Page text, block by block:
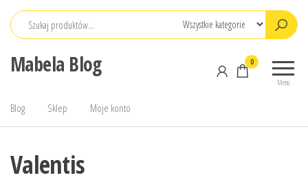
Przejdź
Mabela Blog
Menu
0
Blog Sklep Moje konto
Valentis